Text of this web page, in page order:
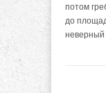
потом
до